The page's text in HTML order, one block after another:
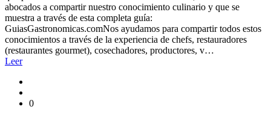
abocados a compartir nuestro conocimiento culinario y que se
muestra a través de esta completa guía:
GuiasGastronomicas.comNos ayudamos para compartir todos estos
conocimientos a través de la experiencia de chefs, restauradores
(restaurantes gourmet), cosechadores, productores, v…
Leer
0